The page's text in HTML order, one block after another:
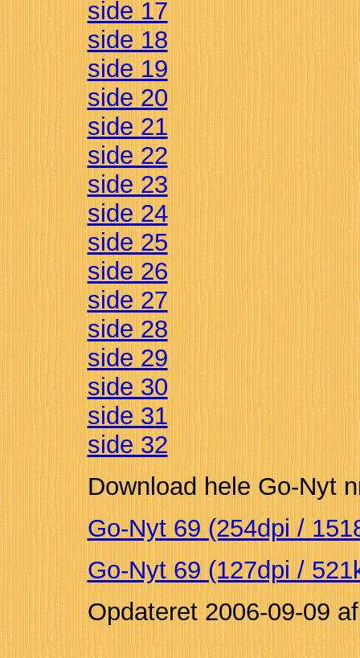
side 17
side 18
side 19
side 20
side 21
side 22
side 23
side 24
side 25
side 26
side 27
side 28
side 29
side 30
side 31
side 32
Download hele Go-Nyt
Go-Nyt 69 (254dpi /
Go-Nyt 69 (127dpi /
Opdateret2006-09-09